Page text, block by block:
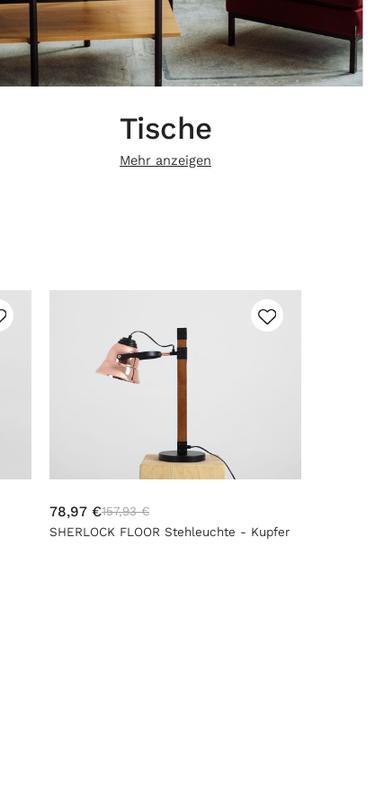
Tische
Mehr anzeigen
157,93 €
78,97 €
SHERLOCK FLOOR Stehleuchte - Kupfer